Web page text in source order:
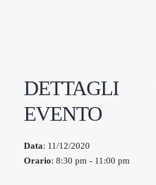
DETTAGLI
EVENTO
Data: 11/12/2020
Orario: 8:30 pm - 11:00 pm